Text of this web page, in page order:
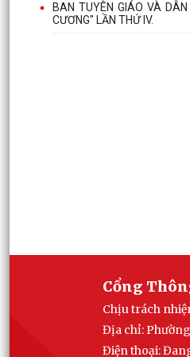
BAN TUYÊN GIÁO VÀ
CƯƠNG" LẦN THỨ IV.
Cổng
Chịu trách
Địa chỉ:
Điện thoại: